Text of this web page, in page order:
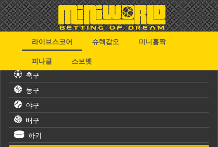
라이브스코어 슈렉갑오
미니홀짝
피나클
스보벳
축구
농구
야구
배구
하키